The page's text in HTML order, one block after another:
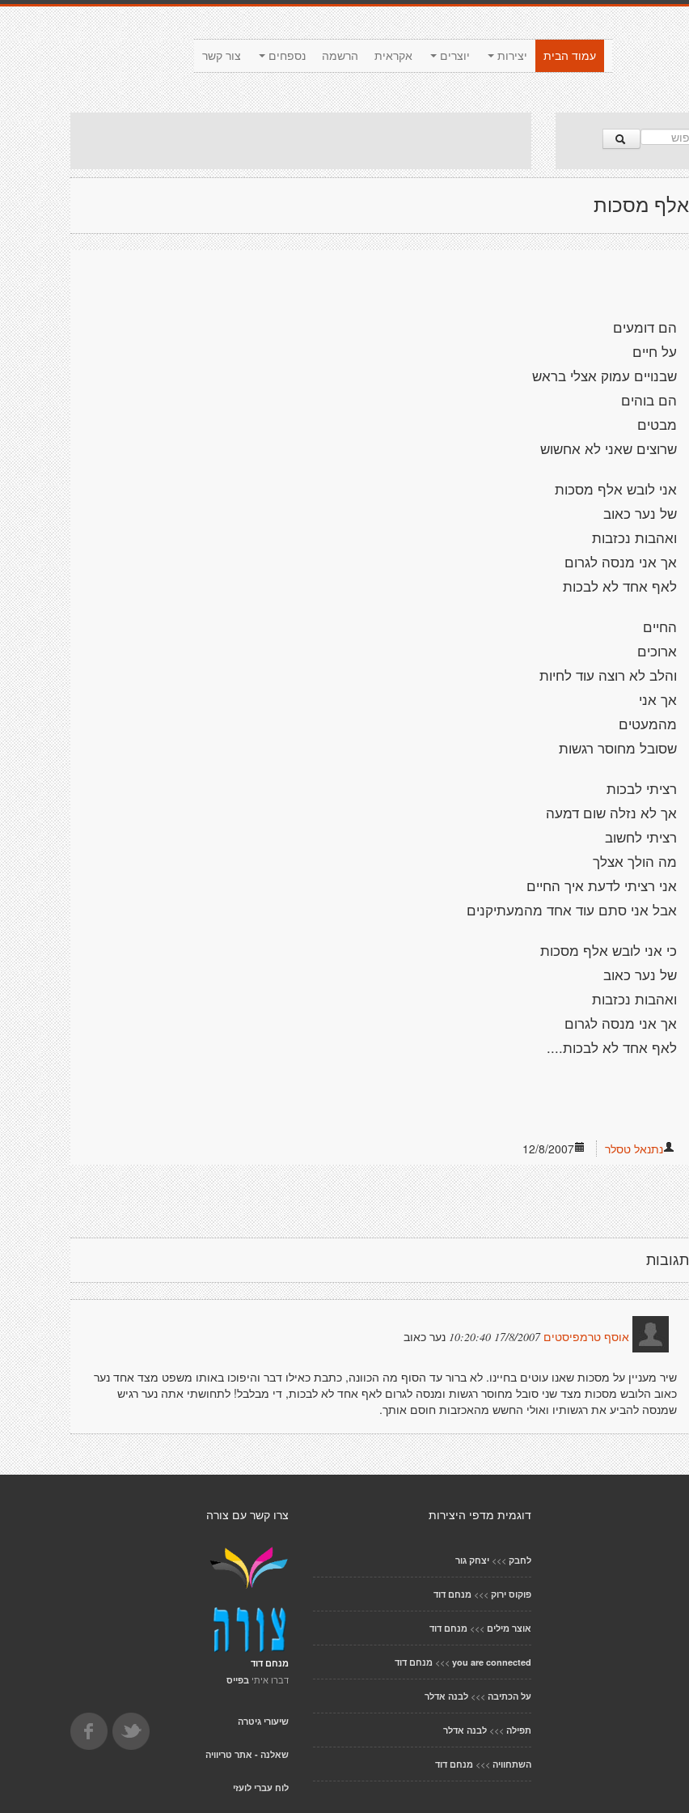
צור קשר נספחים הרשמה אקראית יוצרים יצירות
עמוד הבית
אלף מסכות
הם דומעים
על חיים
שבנויים עמוק אצלי בראש
הם בוהים
מבטים
שרוצים שאני לא אחשוש
אני לובש אלף מסכות
של נער כאוב
ואהבות נכזבות
אך אני מנסה לגרום
לאף אחד לא לבכות
החיים
ארוכים
והלב לא רוצה עוד לחיות
אך אני
מהמעטים
שסובל מחוסר רגשות
רציתי לבכות
אך לא נזלה שום דמעה
רציתי לחשוב
מה הולך אצלך
אני רציתי לדעת איך החיים
אבל אני סתם עוד אחד מהמעתיקנים
כי אני לובש אלף מסכות
של נער כאוב
ואהבות נכזבות
אך אני מנסה לגרום
לאף אחד לא לבכות....
12/8/2007 נתנאל טסלר
תגובות
אוסף טרמפיסטים 17/8/2007 10:20:40 נער כאוב
שיר מעניין על מסכות שאנו עוטים בחיינו. לא ברור עד הסוף מה הכוונה, כתבת כאילו דבר והיפוכו באותו משפט מצד אחד נער
כאוב הלובש מסכות מצד שני סובל מחוסר רגשות ומנסה לגרום לאף אחד לא לבכות, די מבלבל! לתחושתי אתה נער רגיש
שמנסה להביע את רגשותיו ואולי החשש מהאכזבות חוסם אותך.
צרו קשר עם צורה
מנחם דוד
דברו איתי בפייס
שיעורי גיטרה
שאלנה - אתר טריוויה
לוח עברי לועזי
דוגמית מדפי היצירות
לחבק >>> יצחק גור
פוקוס ירוק >>> מנחם דוד
אוצר מילים >>> מנחם דוד
you are connected
>>> מנחם דוד
על הכתיבה >>> לבנה אדלר
תפילה >>> לבנה אדלר
השתחוויה >>> מנחם דוד